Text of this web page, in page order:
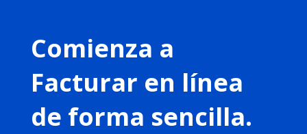
Comienza a
Facturar en línea
de forma sencilla.